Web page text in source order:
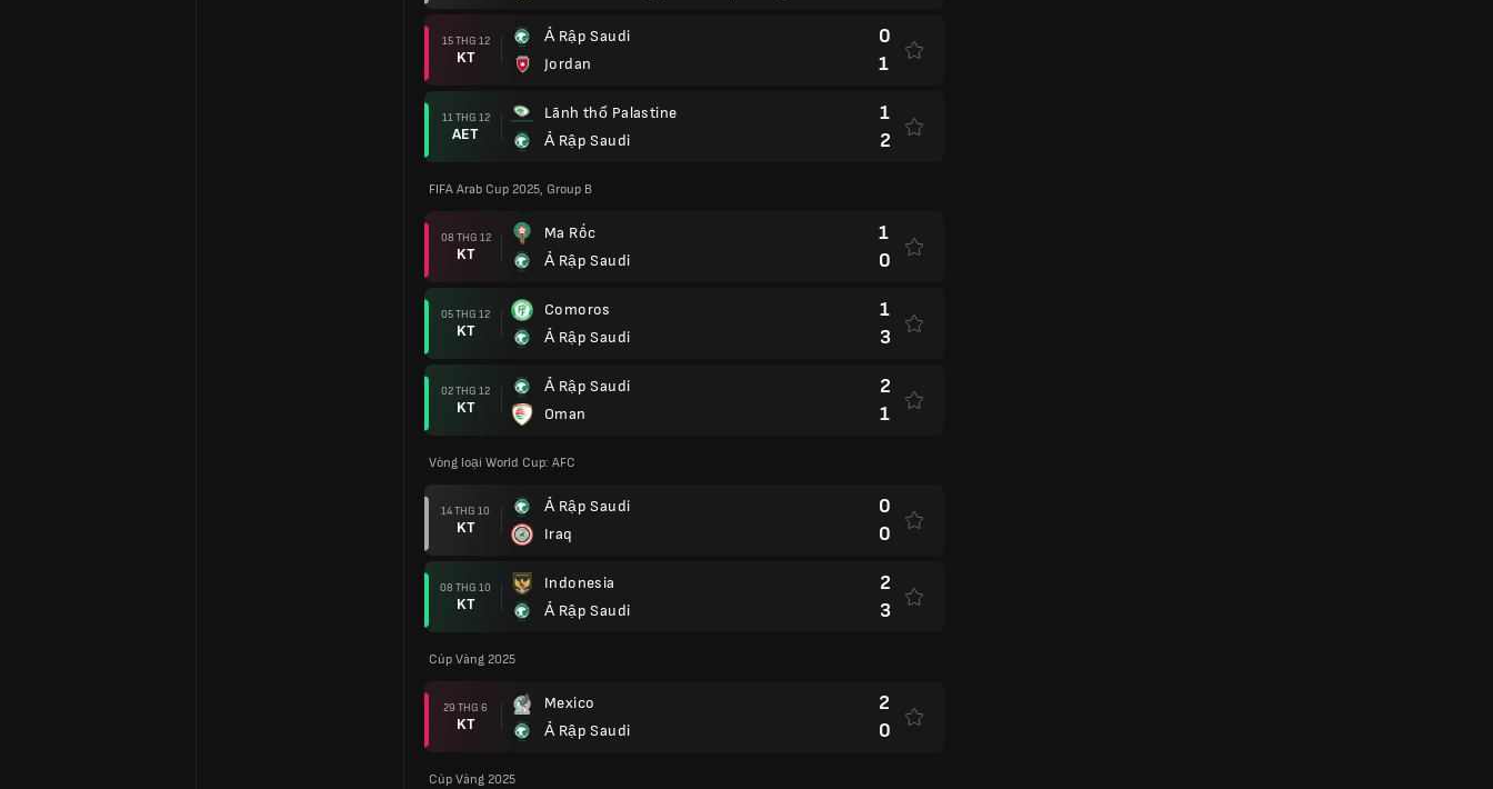
15 THG 12
KT
Ả Rập Saudi
Jordan
0
1
11 THG 12
AET
Lãnh thổ Palastine
Ả Rập Saudi
1
2
FIFA Arab Cup 2025, Group B
08 THG 12
KT
Ma Rốc
Ả Rập Saudi
1
0
05 THG 12
KT
Comoros
Ả Rập Saudi
1
3
02 THG 12
KT
Ả Rập Saudi
Oman
2
1
Vòng loại World Cup: AFC
14 THG 10
KT
Ả Rập Saudi
Iraq
0
0
08 THG 10
KT
Indonesia
Ả Rập Saudi
2
3
Cúp Vàng 2025
29 THG 6
KT
Mexico
Ả Rập Saudi
2
0
Cúp Vàng 2025